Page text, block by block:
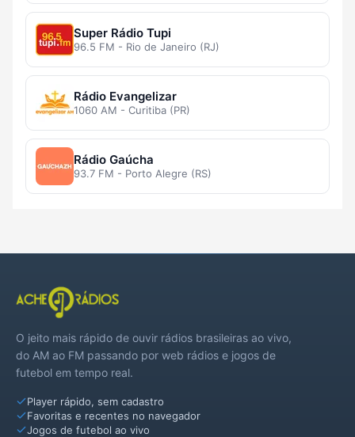
Super Rádio Tupi
96.5 FM - Rio de Janeiro (RJ)
Rádio Evangelizar
1060 AM - Curitiba (PR)
Rádio Gaúcha
93.7 FM - Porto Alegre (RS)
O jeito mais rápido de ouvir rádios brasileiras ao vivo,
do AM ao FM passando por web rádios e jogos de
futebol em tempo real.
Player rápido, sem cadastro
Favoritas e recentes no navegador
Jogos de futebol ao vivo